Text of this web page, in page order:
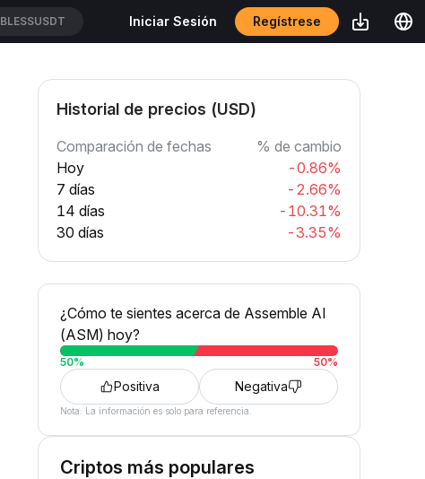
XAUT/USDT Iniciar Sesión Regístrese
Historial de precios (USD)
Comparación de fechas
% de cambio
Hoy
-0.86%
7 días
-2.66%
14 días
-10.31%
30 días
-3.35%
¿Cómo te sientes acerca de Assemble AI
(ASM) hoy?
50% 50%
Positiva Negativa
Nota: La información es solo para referencia.
Criptos más populares